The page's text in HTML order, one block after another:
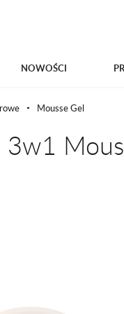
NOWOŚCI
Mousse Gel